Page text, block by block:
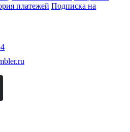
платежей Подписка на